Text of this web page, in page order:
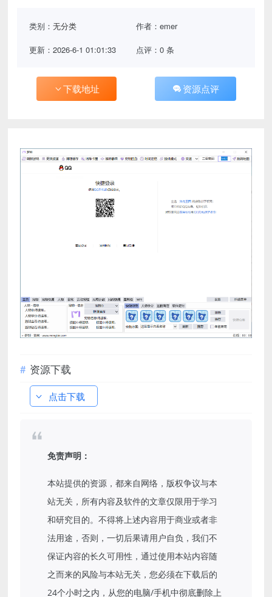
类别：无分类 作者：emer
更新：2026-6-1 01:01:33 点评：0 条
下载地址 资源点评
资源下载
点击下载
免责声明：
本站提供的资源，都来自网络，版权争议与本
站无关，所有内容及软件的文章仅限用于学习
和研究目的。不得将上述内容用于商业或者非
法用途，否则，一切后果请用户自负，我们不
保证内容的长久可用性，通过使用本站内容随
之而来的风险与本站无关，您必须在下载后的
24个小时之内，从您的电脑/手机中彻底删除上